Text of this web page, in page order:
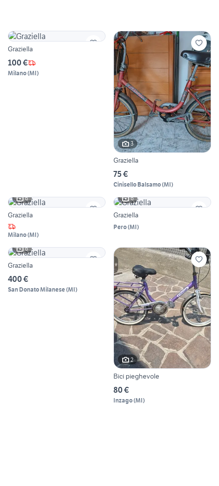
Graziella
100 €
Milano(MI)
3
Graziella
75 €
Cinisello Balsamo(MI)
6
Graziella
Milano(MI)
6
Graziella
Pero(MI)
6
Graziella
400 €
San Donato Milanese(MI)
2
Bici pieghevole
80 €
Inzago(MI)